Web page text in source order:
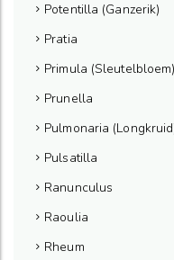
Potentilla (Ganzerik)
Pratia
Primula (Sleutelbloem)
Prunella
Pulmonaria
Pulsatilla
Ranunculus
Raoulia
Rheum